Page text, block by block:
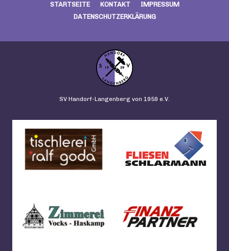
STARTSEITE KONTAKT
IMPRESSUM
DATENSCHUTZERKLÄRUNG
SV Handorf-Langenberg von 1959 e.V.